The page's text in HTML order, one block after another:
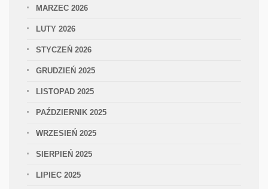
MARZEC 2026
LUTY 2026
STYCZEŃ 2026
GRUDZIEŃ 2025
LISTOPAD 2025
PAŹDZIERNIK 2025
WRZESIEŃ 2025
SIERPIEŃ 2025
LIPIEC 2025